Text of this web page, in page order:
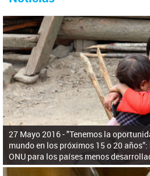
d
e
b
ú
s
q
u
e
d
a
aquí
El Secretario General ha respondido a la
Asamblea Nacional de Venezuela
la ayuda humanitaria. Guerres ha reiterado
pero necesita el consentimiento y la
27 Mayo 2016 -"Tenemos la
mundo en los próximos 15 o 20
ONU para los países menos